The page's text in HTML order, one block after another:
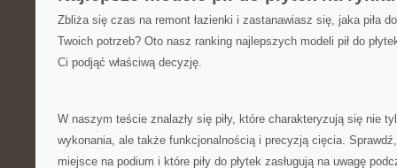
Zbliża⁤ się​ czas na remont łazienki⁤ i zastanawiasz się, jaka piła
Twoich potrzeb?⁤ Oto nasz ranking najlepszych modeli pił do
Ci podjąć właściwą decyzję.
W naszym teście znalazły się piły, które charakteryzują się nie
wykonania, ale także funkcjonalnością i precyzją cięcia.
miejsce‌ na podium i które piły do płytek zasługują na uwagę